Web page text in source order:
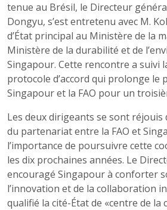
tenue au Brésil, le Directeur
Dongyu, s’est entretenu avec M.
d’État principal au Ministère de la
Ministère de la durabilité et de
Singapour. Cette rencontre a suivi
protocole d’accord qui prolonge le
Singapour et la FAO pour un
Les deux dirigeants se sont
du partenariat entre la FAO et
l’importance de poursuivre cette
les dix prochaines années. Le
encouragé Singapour à conforter
l’innovation et de la collaboration
qualifié la cité-État de «centre de la